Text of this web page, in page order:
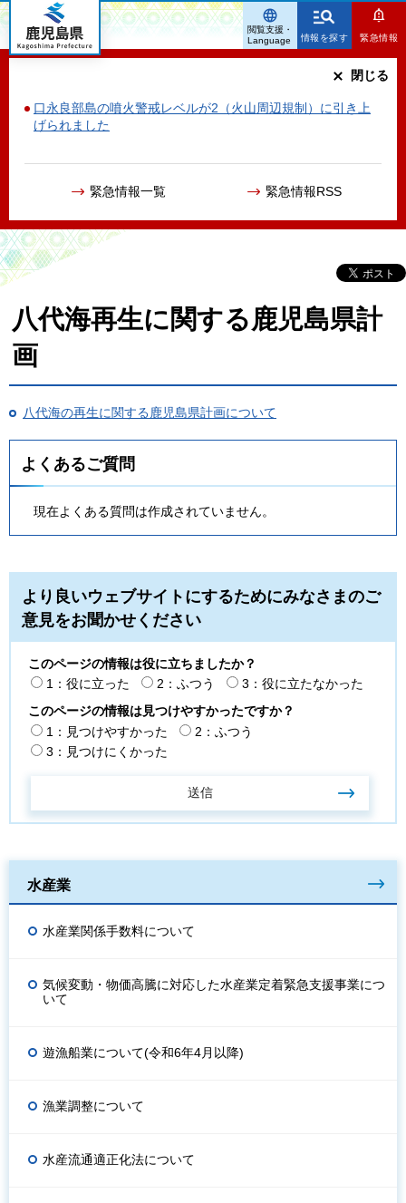
鹿児島県
情報を探す 緊急情報
口永良部島の噴火警戒レベルが2（火山周辺規制）に引き上
げられました
緊急情報一覧 緊急情報RSS
閉じる
閲覧支援・
Language
八代海再生に関する鹿児島県計
画
八代海の再生に関する鹿児島県計画について
よくあるご質問
現在よくある質問は作成されていません。
より良いウェブサイトにするためにみなさまのご
意見をお聞かせください
このページの情報は役に立ちましたか？
1：役に立った
2：ふつう
3：役に立たなかった
このページの情報は見つけやすかったですか？
1：見つけやすかった
2：ふつう
3：見つけにくかった
水産業
水産業関係手数料について
気候変動・物価高騰に対応した水産業定着緊急支援事業につ
いて
遊漁船業について(令和6年4月以降)
漁業調整について
水産流通適正化法について